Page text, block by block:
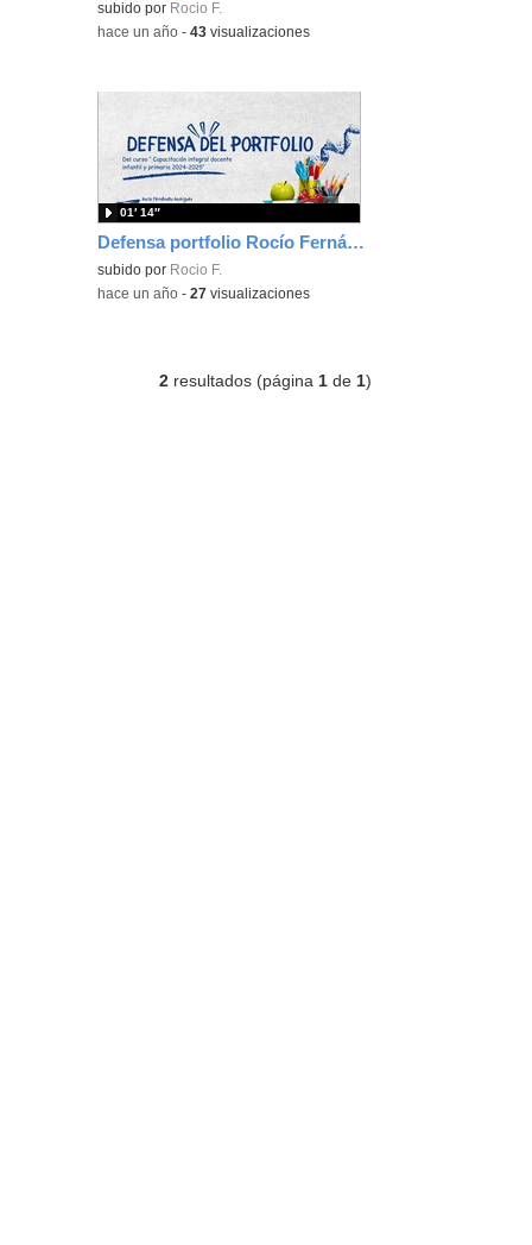
subido por Rocio F.
-hace un año -43 visualizaciones
Defensa portfolio Rocío Fernández
subido por Rocio F.
01′ 14″
-hace un año -27 visualizaciones
2 resultados (página 1 de 1)